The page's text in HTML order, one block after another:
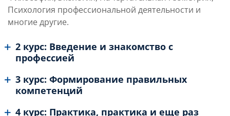
Психология профессиональной деятельности и
многие другие.
2 курс: Введение и знакомство с
профессией
3 курс: Формирование правильных
компетенций
4 курс: Практика, практика и еще раз